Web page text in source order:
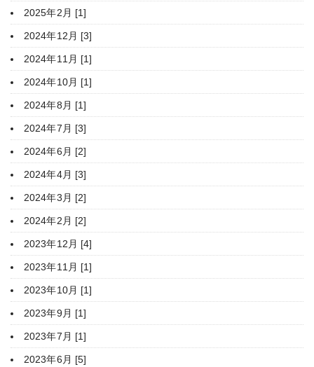
2025年2月 [1]
2024年12月 [3]
2024年11月 [1]
2024年10月 [1]
2024年8月 [1]
2024年7月 [3]
2024年6月 [2]
2024年4月 [3]
2024年3月 [2]
2024年2月 [2]
2023年12月 [4]
2023年11月 [1]
2023年10月 [1]
2023年9月 [1]
2023年7月 [1]
2023年6月 [5]